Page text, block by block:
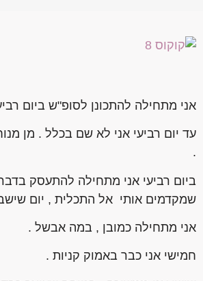
אני מתחילה להתכונן לסופ"ש ביום
עד יום רביעי אני לא שם בכלל . מן
.
ביום רביעי אני מתחילה להתעסק
שמקדמים אותי אל התכלית , יום
אני מתחילה כמובן , במה אבשל .
חמישי אני כבר באמוק קניות .